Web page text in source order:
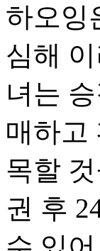
하오잉
심해
녀는
매하고
목할
권 후